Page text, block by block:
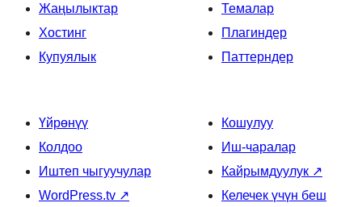
Жаңылыктар
Хостинг
Купуялык
Темалар
Плагиндер
Паттерндер
Үйрөнүү
Колдоо
Иштеп чыгуучулар
WordPress.tv ↗
Кошулуу
Иш-чаралар
Кайрымдуулук ↗
Келечек үчүн беш